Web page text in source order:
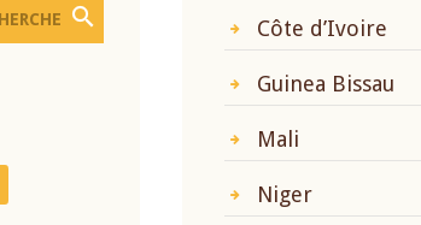
Côte d’Ivoire
Guinea Bissau
Mali
Niger